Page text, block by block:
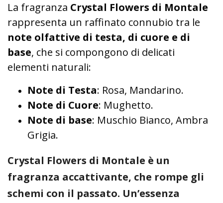
La fragranza Crystal Flowers di Montale
rappresenta un raffinato connubio tra le
note olfattive di testa, di cuore e di
base, che si compongono di delicati
elementi naturali:
Note di Testa: Rosa, Mandarino.
Note di Cuore: Mughetto.
Note di base: Muschio Bianco, Ambra
Grigia.
Crystal Flowers di Montale è un
fragranza accattivante, che rompe gli
schemi con il passato. Un’essenza